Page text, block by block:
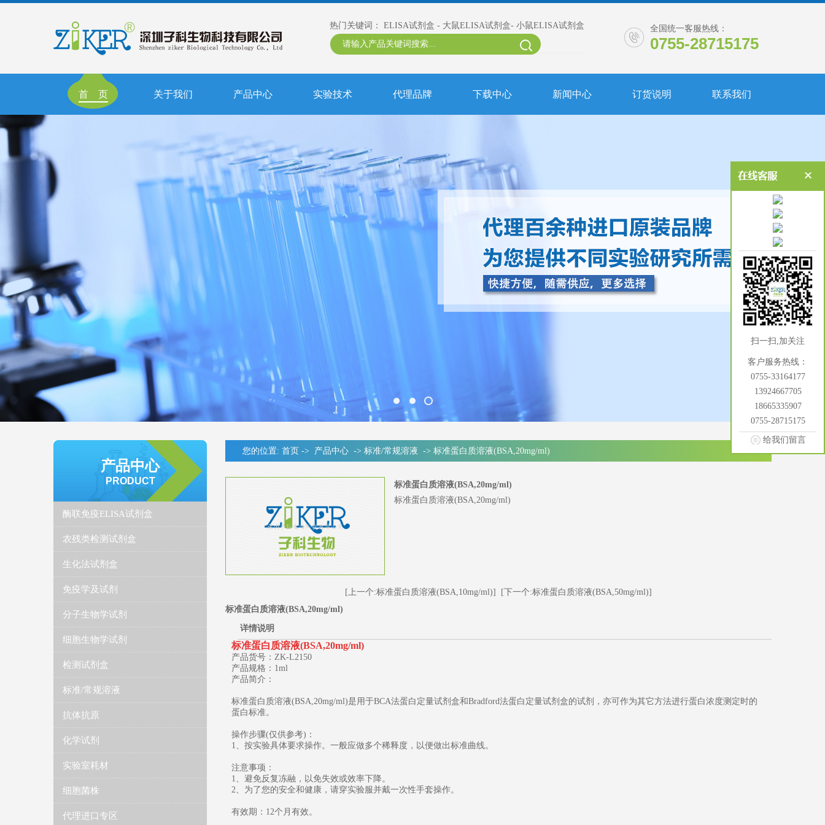
热门关键词： ELISA试剂盒 - 大鼠ELISA试剂盒- 小鼠ELISA试剂盒 全国统一客服热线：
0755-28715175
首 页 关于我们 产品中心 实验技术 代理品牌 下载中心 新闻中心 订货说明 联系我们
1 2 3
产品中心
PRODUCT
酶联免疫ELISA试剂盒
农残类检测试剂盒
生化法试剂盒
免疫学及试剂
分子生物学试剂
细胞生物学试剂
检测试剂盒
标准/常规溶液
抗体抗原
化学试剂
实验室耗材
细胞菌株
代理进口专区
您的位置: 首页 -> 产品中心 -> 标准/常规溶液 -> 标准蛋白质溶液(BSA,20mg/ml)
标准蛋白质溶液(BSA,20mg/ml)
标准蛋白质溶液(BSA,20mg/ml)
[上一个:标准蛋白质溶液(BSA,10mg/ml)]
[下一个:标准蛋白质溶液(BSA,50mg/ml)]
标准蛋白质溶液(BSA,20mg/ml)
详情说明
​标准蛋白质溶液(BSA,20mg/ml)
产品货号：ZK-L2150
产品规格：1ml
产品简介：
标准蛋白质溶液(BSA,20mg/ml)是用于BCA法蛋白定量试剂盒和Bradford法蛋白定量试剂盒的试剂，亦可作为其它方法进行蛋白浓度测定时的
蛋白标准。
操作步骤(仅供参考)：
1、按实验具体要求操作。一般应做多个稀释度，以便做出标准曲线。
注意事项：
1、避免反复冻融，以免失效或效率下降。
2、为了您的安全和健康，请穿实验服并戴一次性手套操作。
有效期：12个月有效。
扫一扫,加关注
客户服务热线：
0755-33164177
13924667705
18665335907
0755-28715175
给我们留言